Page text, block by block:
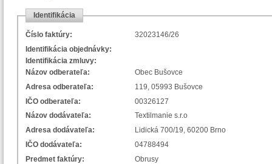
Identifikácia
Číslo faktúry:
32023146/26
Identifikácia objednávky:
Identifikácia zmluvy:
Názov odberateľa:
Obec Bušovce
Adresa odberateľa:
119, 05993 Bušovce
IČO odberateľa:
00326127
Názov dodávateľa:
Textilmanie s.r.o
Adresa dodávateľa:
Lidická 700/19, 60200 Brno
IČO dodávateľa:
04788494
Predmet faktúry:
Obrusy